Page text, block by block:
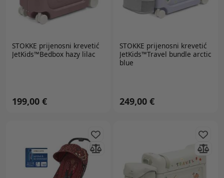
STOKKE prijenosni krevetić
JetKids™Bedbox hazy lilac
199,00 €
STOKKE prijenosni krevetić
JetKids™Travel bundle arctic
blue
249,00 €